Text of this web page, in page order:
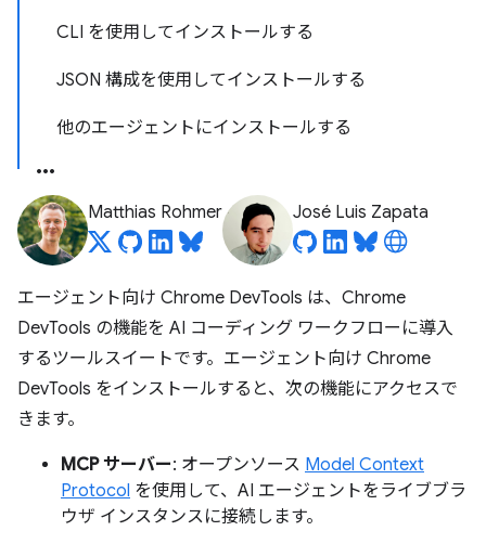
CLI を使用してインストールする
JSON 構成を使用してインストールする
他のエージェントにインストールする
Matthias Rohmer José Luis Zapata
エージェント向け Chrome DevTools は、Chrome
DevTools の機能を AI コーディング ワークフローに導入
するツールスイートです。エージェント向け Chrome
DevTools をインストールすると、次の機能にアクセスで
きます。
MCP サーバー: オープンソース Model Context
Protocol を使用して、AI エージェントをライブブラ
ウザ インスタンスに接続します。